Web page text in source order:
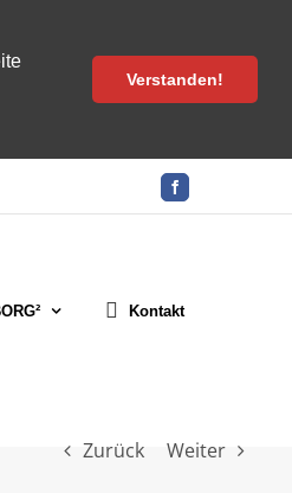
Verstanden!
Facebook
Kontakt
Zurück Weiter